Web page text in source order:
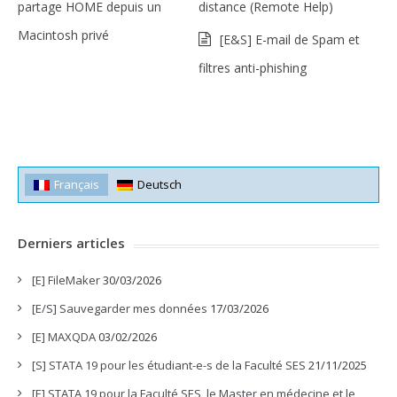
partage HOME depuis un
Macintosh privé
distance (Remote Help)
[E&S] E-mail de Spam et
filtres anti-phishing
Français Deutsch
Derniers articles
[E] FileMaker30/03/2026
[E/S] Sauvegarder mes données 17/03/2026
[E] MAXQDA03/02/2026
[S] STATA 19 pour les étudiant-e-s de la Faculté SES 21/11/2025
[E] STATA 19 pour la Faculté SES, le Master en médecine et le